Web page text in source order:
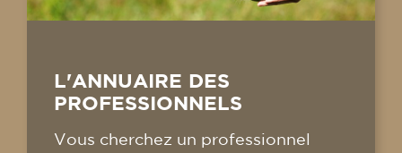
L'ANNUAIRE DES
PROFESSIONNELS
Vous cherchez un professionnel